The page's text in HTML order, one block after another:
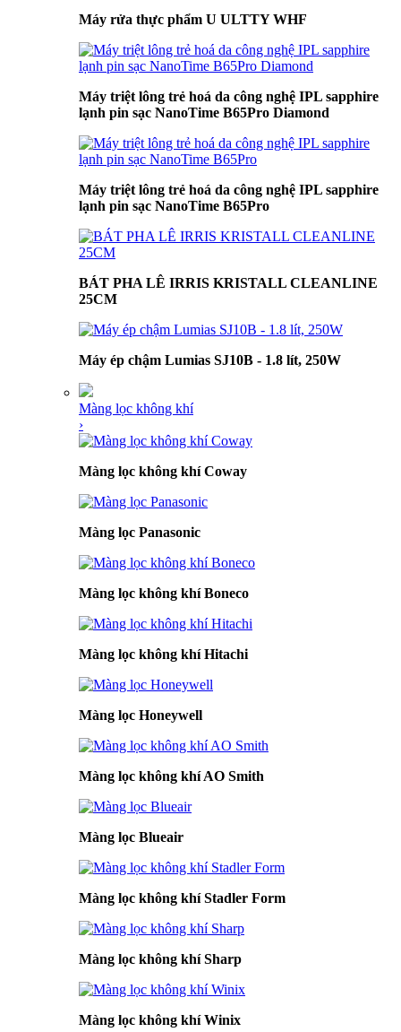
Máy rửa thực phẩm U ULTTY WHF
Máy triệt lông trẻ hoá da công nghệ IPL sapphire
lạnh pin sạc NanoTime B65Pro Diamond
Máy triệt lông trẻ hoá da công nghệ IPL sapphire
lạnh pin sạc NanoTime B65Pro
BÁT PHA LÊ IRRIS KRISTALL CLEANLINE
25CM
Máy ép chậm Lumias SJ10B - 1.8 lít, 250W
Màng lọc không khí
›
Màng lọc không khí Coway
Màng lọc Panasonic
Màng lọc không khí Boneco
Màng lọc không khí Hitachi
Màng lọc Honeywell
Màng lọc không khí AO Smith
Màng lọc Blueair
Màng lọc không khí Stadler Form
Màng lọc không khí Sharp
Màng lọc không khí Winix